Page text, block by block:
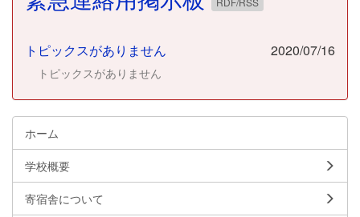
トピックスがありません 2020/07/16
トピックスがありません
ホーム
学校概要
寄宿舎について